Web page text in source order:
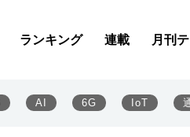
ランキング 連載 月刊
AI 6G IoT